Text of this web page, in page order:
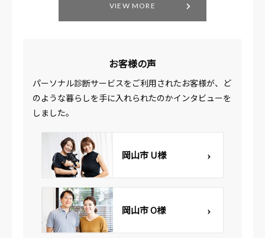
VIEW MORE
お客様の声
パーソナル診断サービスをご利用されたお客様が、ど
のような暮らしを手に入れられたのかインタビューを
しました。
岡山市 U様
岡山市 O様